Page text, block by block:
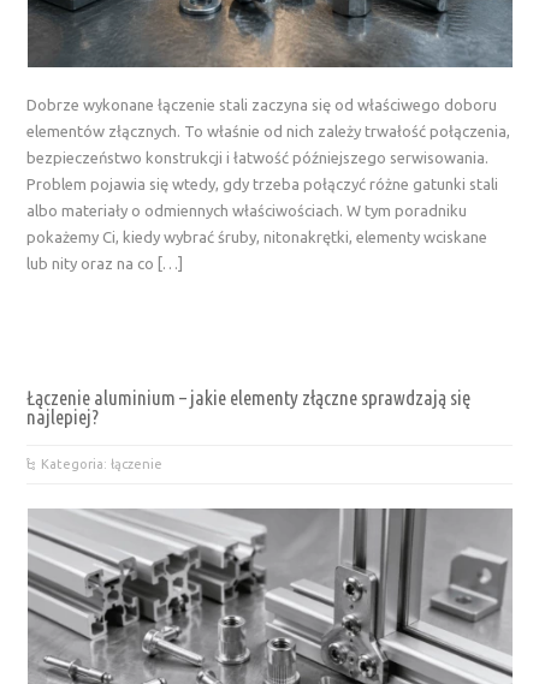
Dobrze wykonane łączenie stali zaczyna się od właściwego doboru
elementów złącznych. To właśnie od nich zależy trwałość połączenia,
bezpieczeństwo konstrukcji i łatwość późniejszego serwisowania.
Problem pojawia się wtedy, gdy trzeba połączyć różne gatunki stali
albo materiały o odmiennych właściwościach. W tym poradniku
pokażemy Ci, kiedy wybrać śruby, nitonakrętki, elementy wciskane
lub nity oraz na co […]
Łączenie aluminium – jakie elementy złączne sprawdzają się
najlepiej?
Kategoria: łączenie